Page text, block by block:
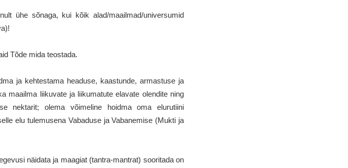
ühe sõnaga, kui kõik alad/maailmad/universumid
Tõde mida teostada.
ja kehtestama headuse, kaastunde, armastuse ja
maailma liikuvate ja liikumatute elavate olendite ning
nektarit; olema võimeline hoidma oma elurutiini
elu tulemusena Vabaduse ja Vabanemise (Mukti ja
näidata ja maagiat (tantra-mantrat) sooritada on